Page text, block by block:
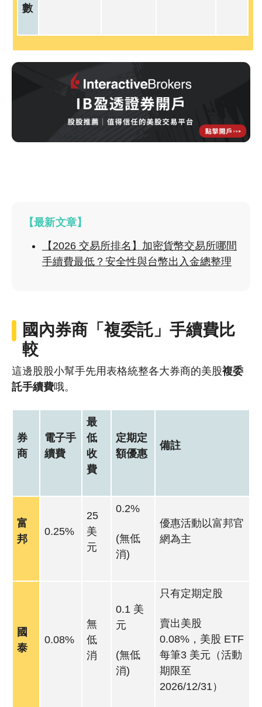
數
【最新文章】
【2026 交易所排名】加密貨幣交易所哪間
手續費最低？安全性與台幣出入金總整理
國內券商「複委託」手續費比
較
這邊股股小幫手先用表格統整各大券商的美股複委
託手續費哦。
券
商
電子手
續費
最
低
收
費
定期定
額優惠
備註
富
邦
0.25%
25
美
元
0.2%
(無低
消)
優惠活動以富邦官
網為主
國
泰
0.08%
無
低
消
0.1 美
元
(無低
消)
只有定期定股
賣出美股
0.08%，美股 ETF
每筆3 美元（活動
期限至
2026/12/31）